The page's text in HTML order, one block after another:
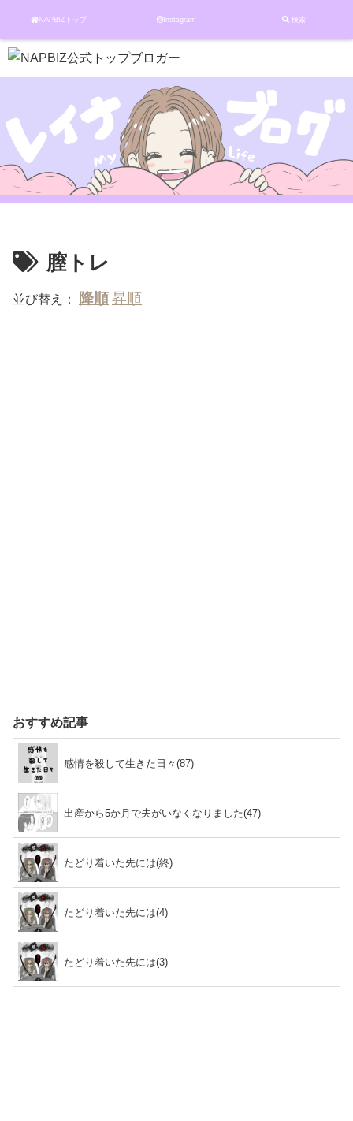
NAPBIZトップ Instagram 検索
膣トレ
並び替え：
おすすめ記事
感情を殺して生きた日々(87)
出産から5か月で夫がいなくなりました(47)
たどり着いた先には(終)
たどり着いた先には(4)
たどり着いた先には(3)